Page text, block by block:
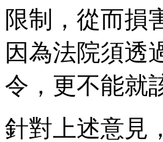
限制，從而損
因為法院須透
令，更不能就
針對上述意見